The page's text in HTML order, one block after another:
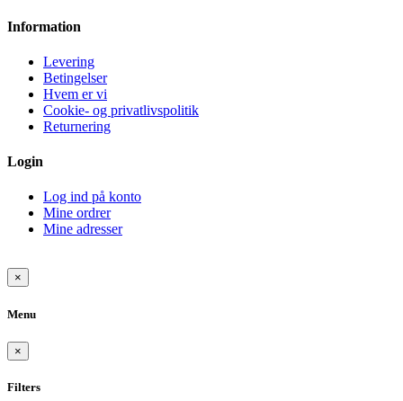
Information
Levering
Betingelser
Hvem er vi
Cookie- og privatlivspolitik
Returnering
Login
Log ind på konto
Mine ordrer
Mine adresser
×
Menu
×
Filters